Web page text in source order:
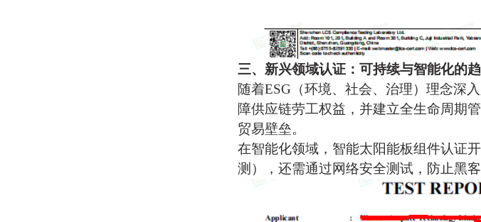
三、新兴领域认证：可持续与智能化的
随着ESG（环境、社会、治理）理念深
障供应链劳工权益，并建立全生命周期
贸易壁垒。
在智能化领域， ‌智能太阳能板组件认证‌
测），还需通过网络安全测试，防止黑